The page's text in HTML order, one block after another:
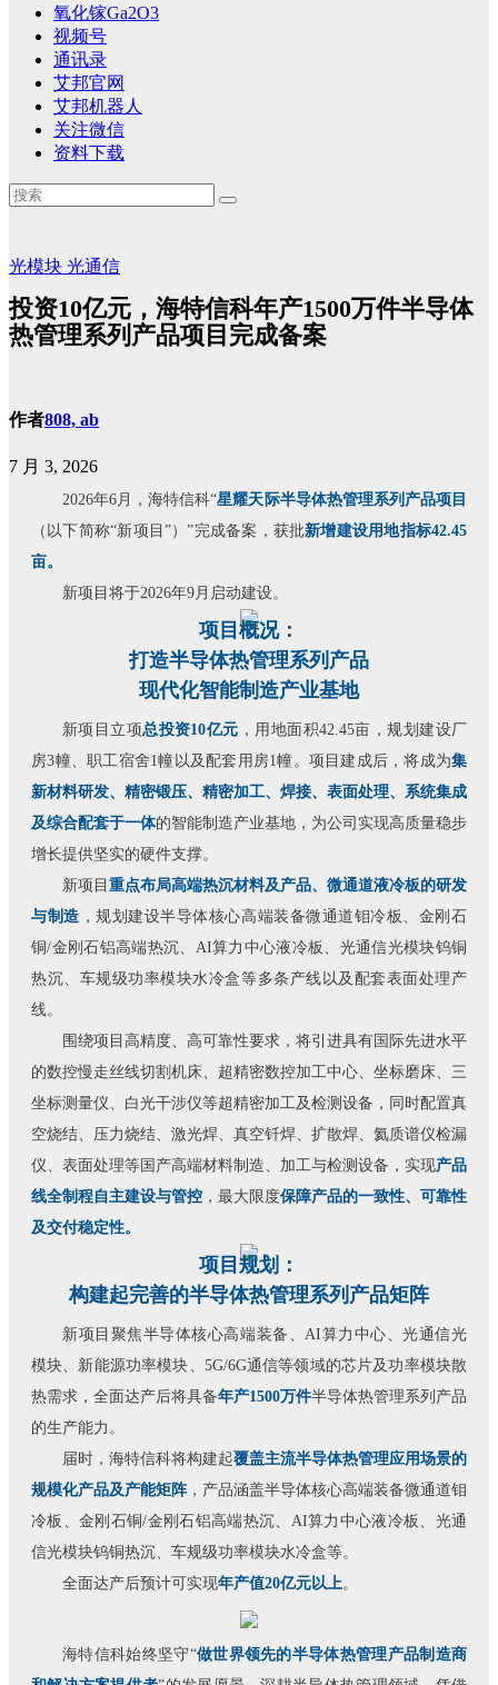
氧化镓Ga2O3
视频号
通讯录
艾邦官网
艾邦机器人
关注微信
资料下载
光模块 光通信
投资10亿元，海特信科年产1500万件半导体
热管理系列产品项目完成备案
作者808, ab
7 月 3, 2026
2026年6月，海特信科“星耀天际半导体热管理系列产品项目
（以下简称“新项目”）”完成备案，获批新增建设用地指标42.45
亩。
新项目将于2026年9月启动建设。
项目概况：
打造半导体热管理系列产品
现代化智能制造产业基地
新项目立项总投资10亿元 ，用地面积42.45亩，规划建设厂
房3幢、职工宿舍1幢以及配套用房1幢。项目建成后，将成为集
新材料研发、精密锻压、精密加工、焊接、表面处理、系统集成
及综合配套于一体的智能制造产业基地，为公司实现高质量稳步
增长提供坚实的硬件支撑。
新项目 重点布局高端热沉材料及产品、微通道液冷板的研发
与制造 ，规划建设半导体核心高端装备微通道钼冷板、金刚石
铜/金刚石铝高端热沉、AI算力中心液冷板、光通信光模块钨铜
热沉、车规级功率模块水冷盒等多条产线以及配套表面处理产
线。
围绕项目高精度、高可靠性要求，将引进具有国际先进水平
的数控慢走丝线切割机床、超精密数控加工中心、坐标磨床、三
坐标测量仪、白光干涉仪等超精密加工及检测设备，同时配置真
空烧结、压力烧结、激光焊、真空钎焊、扩散焊、氦质谱仪检漏
仪、表面处理等国产高端材料制造、加工与检测设备，实现产品
线全制程自主建设与管控 ，最大限度保障产品的一致性、可靠性
及交付稳定性。
项目规划：
构建起完善的半导体热管理系列产品矩阵
新项目聚焦半导体核心高端装备、AI算力中心、光通信光
模块、新能源功率模块、5G/6G通信等领域的芯片及功率模块散
热需求，全面达产后将具备年产1500万件半导体热管理系列产品
的生产能力。
届时，海特信科将构建起覆盖主流半导体热管理应用场景的
规模化产品及产能矩阵 ，产品涵盖半导体核心高端装备微通道钼
冷板、金刚石铜/金刚石铝高端热沉、AI算力中心液冷板、光通
信光模块钨铜热沉、车规级功率模块水冷盒等。
全面达产后预计可实现年产值20亿元以上。
海特信科始终坚守“做世界领先的半导体热管理产品制造商